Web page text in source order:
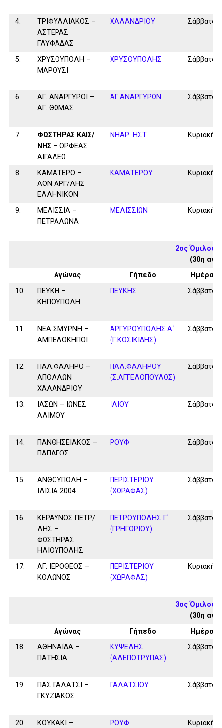
4.
ΤΡΙΦΥΛΛΙΑΚΟΣ –
ΑΣΤΕΡΑΣ
ΓΛΥΦΑΔΑΣ
ΧΑΛΑΝΔΡΙΟΥ Σάββατο
5.
ΧΡΥΣΟΥΠΟΛΗ –
ΜΑΡΟΥΣΙ
ΧΡΥΣΟΥΠΟΛΗΣ Σάββατο
6.
ΑΓ. ΑΝΑΡΓΥΡΟΙ –
ΑΓ. ΘΩΜΑΣ
ΑΓ.ΑΝΑΡΓΥΡΩΝ Σάββατο
7.
ΦΩΣΤΗΡΑΣ ΚΑΙΣ/
ΝΗΣ – ΟΡΦΕΑΣ
ΑΙΓΑΛΕΩ
ΝΗΑΡ. ΗΣΤ Κυριακή
8.
ΚΑΜΑΤΕΡΟ –
ΑΟΝ ΑΡΓ/ΛΗΣ
ΕΛΛΗΝΙΚΟΝ
ΚΑΜΑΤΕΡΟΥ Κυριακή
9.
ΜΕΛΙΣΣΙΑ –
ΠΕΤΡΑΛΩΝΑ
ΜΕΛΙΣΣΙΩΝ Κυριακή
2ος Όμιλος
(30η
Αγώνας
Γήπεδο
Ημέρα
10.
ΠΕΥΚΗ –
ΚΗΠΟΥΠΟΛΗ
ΠΕΥΚΗΣ Σάββατο
11.
ΝΕΑ ΣΜΥΡΝΗ –
ΑΜΠΕΛΟΚΗΠΟΙ
ΑΡΓΥΡΟΥΠΟΛΗΣ Α΄
(Γ.ΚΟΣΙΚΙΔΗΣ)
Σάββατο
12.
ΠΑΛ.ΦΑΛΗΡΟ –
ΑΠΟΛΛΩΝ
ΧΑΛΑΝΔΡΙΟΥ
ΠΑΛ.ΦΑΛΗΡΟΥ
(Σ.ΑΓΓΕΛΟΠΟΥΛΟΣ)
Σάββατο
13.
ΙΑΣΩΝ – ΙΩΝΕΣ
ΑΛΙΜΟΥ
ΙΛΙΟΥ Σάββατο
14.
ΠΑΝΘΗΣΕΙΑΚΟΣ –
ΠΑΠΑΓΟΣ
ΡΟΥΦ Σάββατο
15.
ΑΝΘΟΥΠΟΛΗ –
ΙΛΙΣΙΑ 2004
ΠΕΡΙΣΤΕΡΙΟΥ
(ΧΩΡΑΦΑΣ)
Σάββατο
16.
ΚΕΡΑΥΝΟΣ ΠΕΤΡ/
ΛΗΣ –
ΦΩΣΤΗΡΑΣ
ΗΛΙΟΥΠΟΛΗΣ
ΠΕΤΡΟΥΠΟΛΗΣ Γ΄
(ΓΡΗΓΟΡΙΟΥ)
Σάββατο
17.
ΑΓ. ΙΕΡΟΘΕΟΣ –
ΚΟΛΩΝΟΣ
ΠΕΡΙΣΤΕΡΙΟΥ
(ΧΩΡΑΦΑΣ)
Κυριακή
3ος Όμιλος
(30η
Αγώνας
Γήπεδο
Ημέρα
18.
ΑΘΗΝΑΪΔΑ –
ΠΑΤΗΣΙΑ
ΚΥΨΕΛΗΣ
(ΑΛΕΠΟΤΡΥΠΑΣ)
Σάββατο
19.
ΠΑΣ ΓΑΛΑΤΣΙ –
ΓΚΥΖΙΑΚΟΣ
ΓΑΛΑΤΣΙΟΥ Σάββατο
20.
ΚΟΥΚΑΚΙ –
ΡΟΥΦ Κυριακή